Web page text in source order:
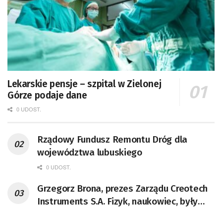
Lekarskie pensje – szpital w Zielonej
Górze podaje dane
0 UDOST.
Rządowy Fundusz Remontu Dróg dla
województwa lubuskiego
0 UDOST.
Grzegorz Brona, prezes Zarządu Creotech
Instruments S.A. Fizyk, naukowiec, były